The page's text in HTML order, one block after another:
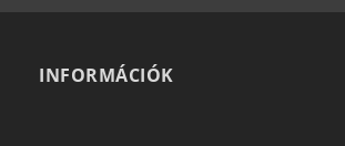
INFORMÁCIÓK